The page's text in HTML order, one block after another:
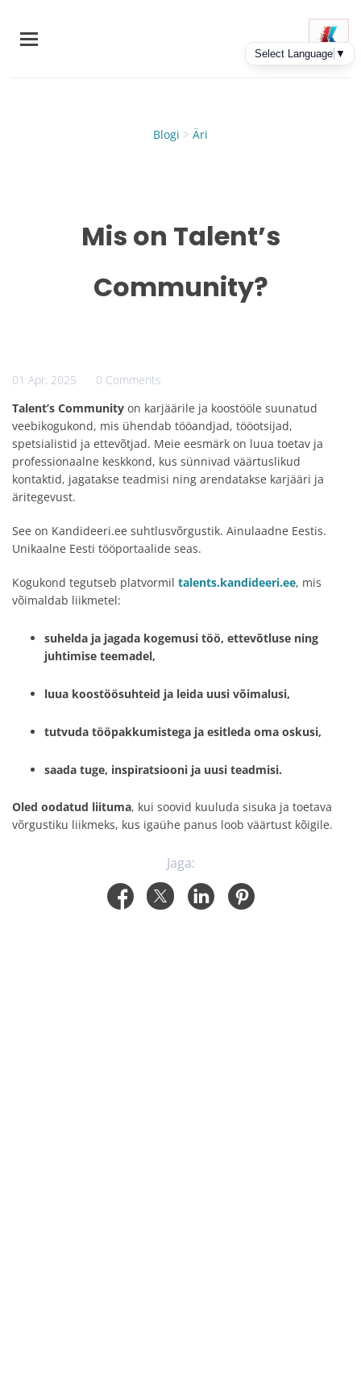
main
Blogi > Äri
Mis on Talent’s
Community?
01 Apr, 2025
0 Comments
Talent’s Community on karjäärile ja koostööle suunatud
veebikogukond, mis ühendab tööandjad, tööotsijad,
spetsialistid ja ettevõtjad. Meie eesmärk on luua toetav ja
professionaalne keskkond, kus sünnivad väärtuslikud
kontaktid, jagatakse teadmisi ning arendatakse karjääri ja
äritegevust.
See on Kandideeri.ee suhtlusvõrgustik. Ainulaadne Eestis.
Unikaalne Eesti tööportaalide seas.
Kogukond tegutseb platvormil talents.kandideeri.ee, mis
võimaldab liikmetel:
suhelda ja jagada kogemusi töö, ettevõtluse ning
juhtimise teemadel,
luua koostöösuhteid ja leida uusi võimalusi,
tutvuda tööpakkumistega ja esitleda oma oskusi,
saada tuge, inspiratsiooni ja uusi teadmisi.
Oled oodatud liituma, kui soovid kuuluda sisuka ja toetava
võrgustiku liikmeks, kus igaühe panus loob väärtust kõigile.
Jaga: